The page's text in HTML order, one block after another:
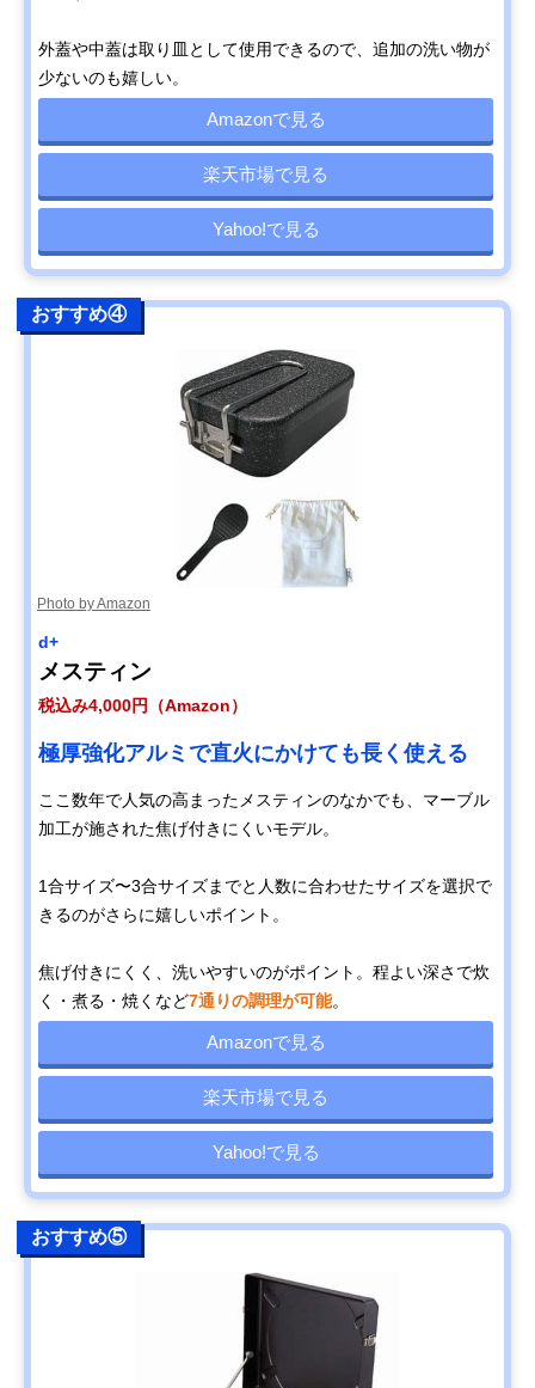
外蓋や中蓋は取り皿として使用できるので、追加の洗い物が
少ないのも嬉しい。
Amazonで見る
楽天市場で見る
Yahoo!で見る
おすすめ④
Photo by Amazon
d+
メスティン
税込み4,000円（Amazon）
極厚強化アルミで直火にかけても長く使える
ここ数年で人気の高まったメスティンのなかでも、マーブル
加工が施された焦げ付きにくいモデル。
1合サイズ〜3合サイズまでと人数に合わせたサイズを選択で
きるのがさらに嬉しいポイント。
焦げ付きにくく、洗いやすいのがポイント。程よい深さで炊
く・煮る・焼くなど7通りの調理が可能。
Amazonで見る
楽天市場で見る
Yahoo!で見る
おすすめ⑤